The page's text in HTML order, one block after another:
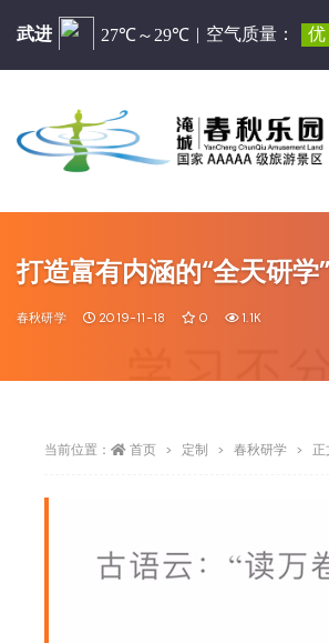
打造富有内涵的“全天研
春秋研学 2019-11-18 0 1.1K
当前位置： 首页 定制 春秋研学 正